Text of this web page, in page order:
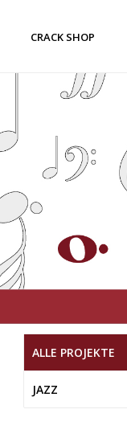
CRACK SHOP
ALLE PROJEKTE
JAZZ